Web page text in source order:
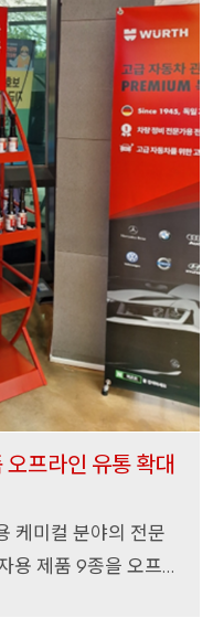
오프라인 유통확대
케미컬 분야의 전문
용 제품 9종을 오프라